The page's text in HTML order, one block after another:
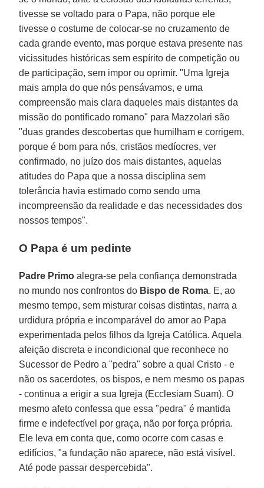
tivesse se voltado para o Papa, não porque ele
tivesse o costume de colocar-se no cruzamento de
cada grande evento, mas porque estava presente nas
vicissitudes históricas sem espírito de competição ou
de participação, sem impor ou oprimir. "Uma Igreja
mais ampla do que nós pensávamos, e uma
compreensão mais clara daqueles mais distantes da
missão do pontificado romano" para Mazzolari são
"duas grandes descobertas que humilham e corrigem,
porque é bom para nós, cristãos medíocres, ver
confirmado, no juízo dos mais distantes, aquelas
atitudes do Papa que a nossa disciplina sem
tolerância havia estimado como sendo uma
incompreensão da realidade e das necessidades dos
nossos tempos".
O Papa é um pedinte
Padre Primo alegra-se pela confiança demonstrada
no mundo nos confrontos do Bispo de Roma. E, ao
mesmo tempo, sem misturar coisas distintas, narra a
urdidura própria e incomparável do amor ao Papa
experimentada pelos filhos da Igreja Católica. Aquela
afeição discreta e incondicional que reconhece no
Sucessor de Pedro a "pedra" sobre a qual Cristo - e
não os sacerdotes, os bispos, e nem mesmo os papas
- continua a erigir a sua Igreja (Ecclesiam Suam). O
mesmo afeto confessa que essa "pedra" é mantida
firme e indefectível por graça, não por força própria.
Ele leva em conta que, como ocorre com casas e
edifícios, "a fundação não aparece, não está visível.
Até pode passar despercebida".